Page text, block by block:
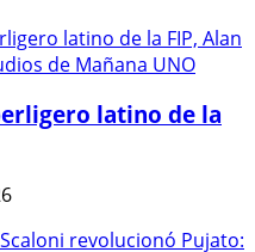
latino de la